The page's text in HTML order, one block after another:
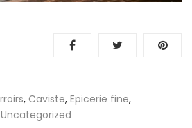
, Caviste, Epicerie fine,
Uncategorized